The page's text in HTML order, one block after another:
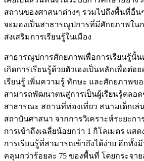
สถานของศาสนาต่างๆ รวมไปถึงพื้นที่อื่น
จะมองเป็นสาธารณูปการที่มีศักยภาพใน
ส่งเสริมการเรียนรู้ในเมือง
สาธารณูปการศักยภาพเพื่อการเรียนรู้นั้
เกิดการเรียนรู้ด้วยตัวเองเป็นหลักเพื่อต่
เรียนรู้ เพิ่มความรู้ ทักษะ และศักยภาพข
สามารถพัฒนาตนสู่การเป็นผู้เรียนรู้ตลอ
สาธารณะ สถานที่ท่องเที่ยว สนามเด็กเล่
สถาบันศาสนา จากการวิเคราะห์ระยะกา
การเข้าถึงเฉลี่ยน้อยกว่า 1 กิโลเมตร แส
การเรียนรู้ที่สามารถเข้าถึงได้ง่าย อีกทั้
คลุมกว่าร้อยละ 75 ของพื้นที่ โดยกระจา